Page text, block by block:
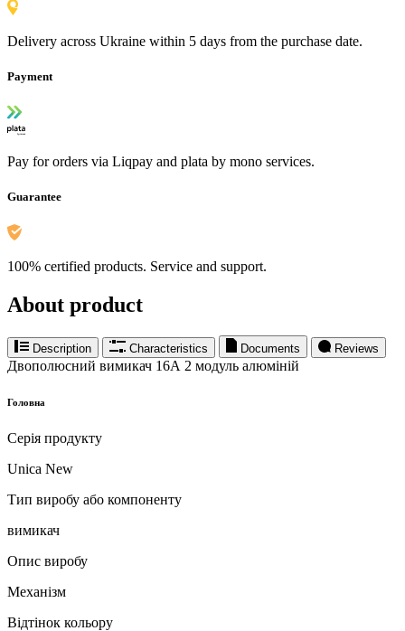
Delivery across Ukraine within 5 days from the purchase date.
Payment
Pay for orders via Liqpay and plata by mono services.
Guarantee
100% certified products. Service and support.
About product
Description Characteristics Documents Reviews
Двополюсний вимикач 16А 2 модуль алюміній
Головна
Серія продукту
Unica New
Тип виробу або компоненту
вимикач
Опис виробу
Механізм
Відтінок кольору